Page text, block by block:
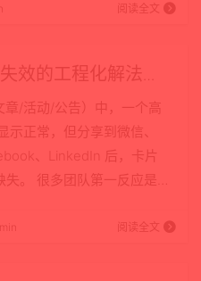
本，只会不断"新增"； 项
档不再维护的项目，它们…
阅读全文
效的工程化解法：
器兼容 + Nginx 缓
/活动/公告）中，一个高
正常，但分享到微信、
、LinkedIn 后，卡片
。 很多团队第一反应是
度给出一套可落地方案：
阅读全文